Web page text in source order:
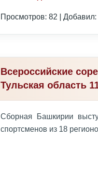
Просмотров: 82 | Добавил:
Всероссийские
Тульская область
Сборная Башкирии
спортсменов из 18